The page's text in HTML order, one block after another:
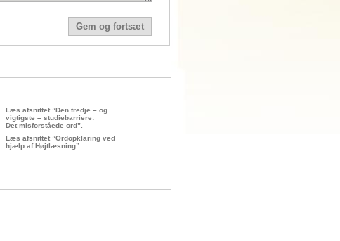
Læs afsnittet ”Den tredje – og
vigtigste – studiebarriere:
Det misforståede ord”.
Læs afsnittet ”Ordopklaring ved
hjælp af Højtlæsning”.